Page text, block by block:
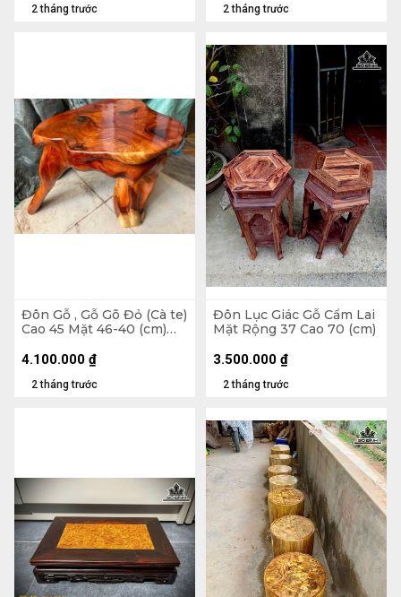
2 tháng trước 2 tháng trước
Đôn Gỗ , Gỗ Gõ Đỏ (Cà te)
Cao 45 Mặt 46-40 (cm)
2 tháng trước
4.100.000 ₫
Đôn Lục Giác Gỗ Cẩm Lai
Mặt Rộng 37 Cao 70 (cm)
2 tháng trước
3.500.000 ₫